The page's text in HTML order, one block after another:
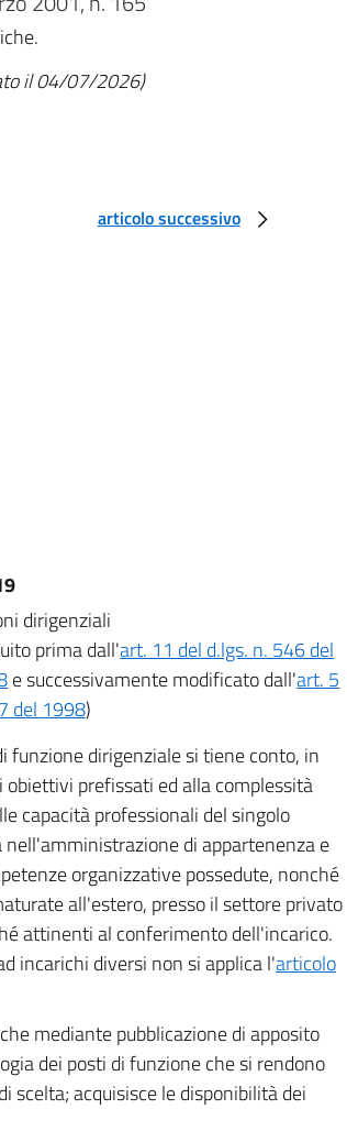
il 04/07/2026)
articolo successivo
dirigenziali
prima dall'art. 11 del d.lgs. n. 546 del
e successivamente modificato dall'art. 5
del 1998)
dirigenziale si tiene conto, in
prefissati ed alla complessità
capacità professionali del singolo
di appartenenza e
organizzative possedute, nonché
all'estero, presso il settore privato
attinenti al conferimento dell'incarico.
incarichi diversi non si applica l'articolo
mediante pubblicazione di apposito
dei posti di funzione che si rendono
scelta; acquisisce le disponibilità dei